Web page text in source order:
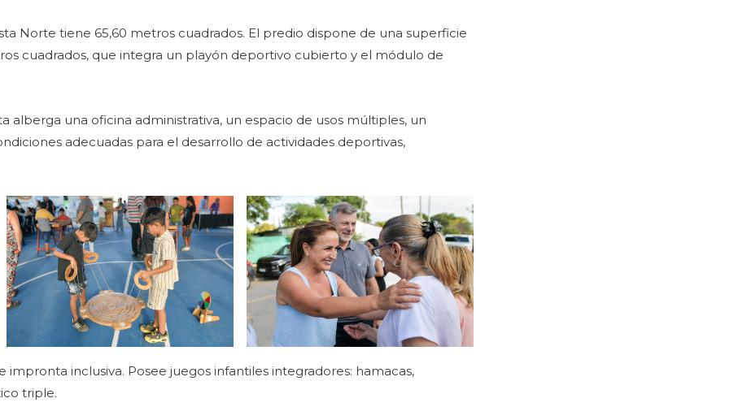
Norte tiene 65,60 metros cuadrados. El predio dispone de una superficie
cuadrados, que integra un playón deportivo cubierto y el módulo de
alberga una oficina administrativa, un espacio de usos múltiples, un
adecuadas para el desarrollo de actividades deportivas,
inclusiva. Posee juegos infantiles integradores: hamacas,
triple.